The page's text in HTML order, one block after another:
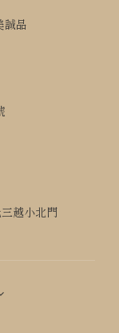
誠品
越小北門